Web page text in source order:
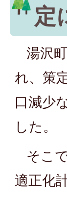
定
湯沢
れ、策
口減少
した。
そこ
適正化